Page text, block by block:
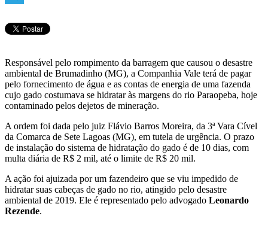
Responsável pelo rompimento da barragem que causou o desastre
ambiental de Brumadinho (MG), a Companhia Vale terá de pagar
pelo fornecimento de água e as contas de energia de uma fazenda
cujo gado costumava se hidratar às margens do rio Paraopeba, hoje
contaminado pelos dejetos de mineração.
A ordem foi dada pelo juiz Flávio Barros Moreira, da 3ª Vara Cível
da Comarca de Sete Lagoas (MG), em tutela de urgência. O prazo
de instalação do sistema de hidratação do gado é de 10 dias, com
multa diária de R$ 2 mil, até o limite de R$ 20 mil.
A ação foi ajuizada por um fazendeiro que se viu impedido de
hidratar suas cabeças de gado no rio, atingido pelo desastre
ambiental de 2019. Ele é representado pelo advogado Leonardo
Rezende.